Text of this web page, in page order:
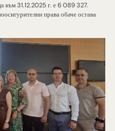
към 31.12.2025 г. е 6 089 327.
права обаче остава